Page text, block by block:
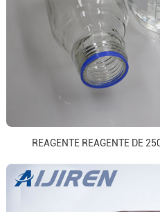
REAGENTE REAGENTE DE